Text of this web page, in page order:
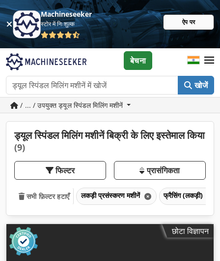
Machineseeker
स्टोर में निःशुल्क ऐप पर
खोजें
बेचना
/ ... / उपयुक्त ड्यूल स्पिंडल मिलिंग मशीनें
ड्यूल स्पिंडल मिलिंग मशीनें बिक्री के लिए इस्तेमाल किया
(9)
फिल्टर प्रासंगिकता
सभी फ़िल्टर हटाएँ लकड़ी प्रसंस्करण मशीनें फ्रैसिंग (लकड़ी)
छोटा विज्ञापन